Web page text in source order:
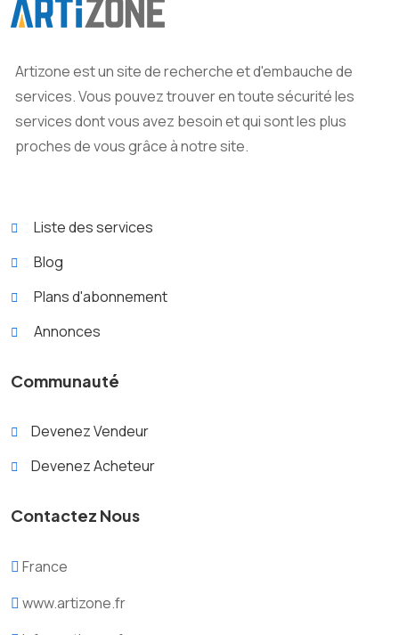
Artizone est un site de recherche et d'embauche de
services. Vous pouvez trouver en toute sécurité les
services dont vous avez besoin et qui sont les plus
proches de vous grâce à notre site.
Liste des services
Blog
Plans d'abonnement
Annonces
Communauté
Devenez Vendeur
Devenez Acheteur
Contactez Nous
France
www.artizone.fr